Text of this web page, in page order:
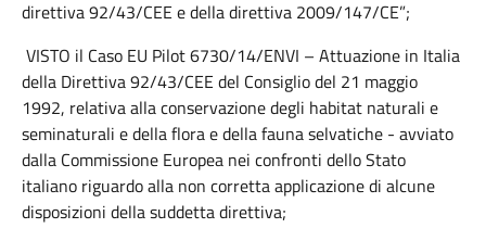
direttiva 92/43/CEE e della direttiva 2009/147/CE”;
VISTO il Caso EU Pilot 6730/14/ENVI – Attuazione in Italia
della Direttiva 92/43/CEE del Consiglio del 21 maggio
1992, relativa alla conservazione degli habitat naturali e
seminaturali e della flora e della fauna selvatiche - avviato
dalla Commissione Europea nei confronti dello Stato
italiano riguardo alla non corretta applicazione di alcune
disposizioni della suddetta direttiva;